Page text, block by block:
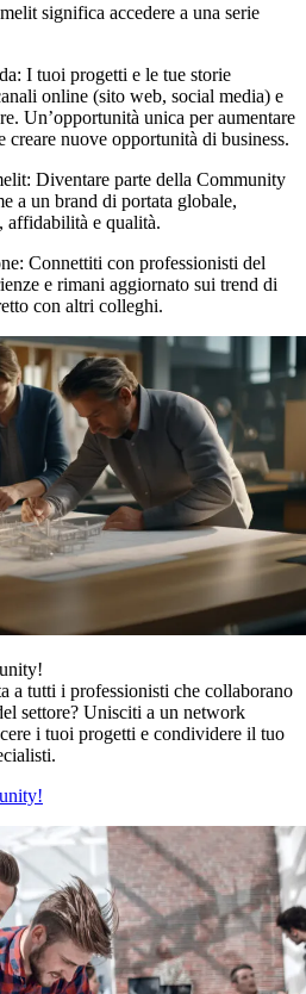
significa accedere a una serie
: I tuoi progetti e le tue storie
online (sito web, social media) e
Un’opportunità unica per aumentare
creare nuove opportunità di business.
: Diventare parte della Community
a un brand di portata globale,
affidabilità e qualità.
: Connettiti con professionisti del
e rimani aggiornato sui trend di
con altri colleghi.
a tutti i professionisti che collaborano
settore? Unisciti a un network
i tuoi progetti e condividere il tuo